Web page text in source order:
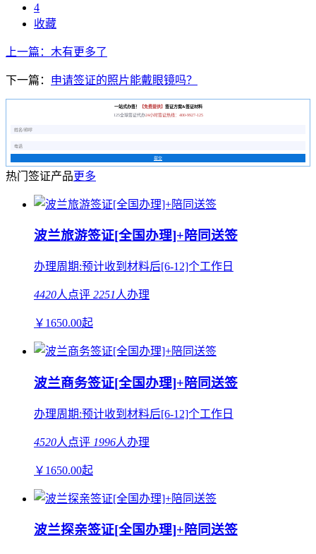
4
收藏
上一篇：木有更多了
下一篇： 申请签证的照片能戴眼镜吗？
一站式办签！ 【免费提供】 签证方案&签证材料
125全球签证代办24小时签证热线：400-9927-125
提交
热门签证产品更多
波兰旅游签证[全国办理]+陪同送签
办理周期:预计收到材料后[6-12]个工作日
4420人点评 2251 人办理
￥ 1650.00起
波兰商务签证[全国办理]+陪同送签
办理周期:预计收到材料后[6-12]个工作日
4520人点评 1996人办理
￥ 1650.00起
波兰探亲签证[全国办理]+陪同送签